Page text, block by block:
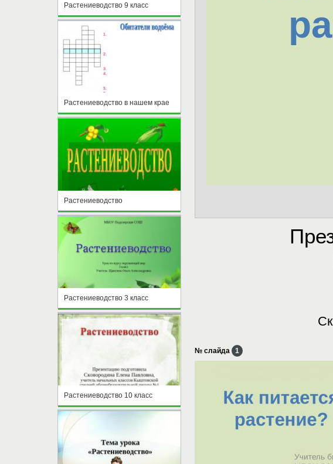
Растениеводство 9 класс
Растениеводство в нашем крае
Растениеводство
Растениеводство 3 класс
Растениеводство 10 класс
№ слайда 1